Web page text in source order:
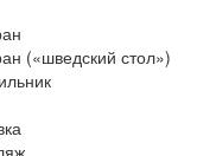
(«шведский стол»)